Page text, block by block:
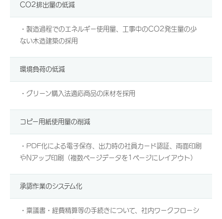
CO2排出量の低減
・製造過程でのエネルギー使用量、工事中のCO2発生量の少
ない木造建築の採用
環境負荷の低減
・グリーン購入法適応商品の床材を採用
コピー用紙使用量の削減
・PDF化による電子保存、出力時の社員カード認証、両面印刷
やNアップ印刷（複数ページデータを1ページにレイアウト）
承認作業のシステム化
・稟議書・経費精算等の手続きについて、社内ワークフローシ